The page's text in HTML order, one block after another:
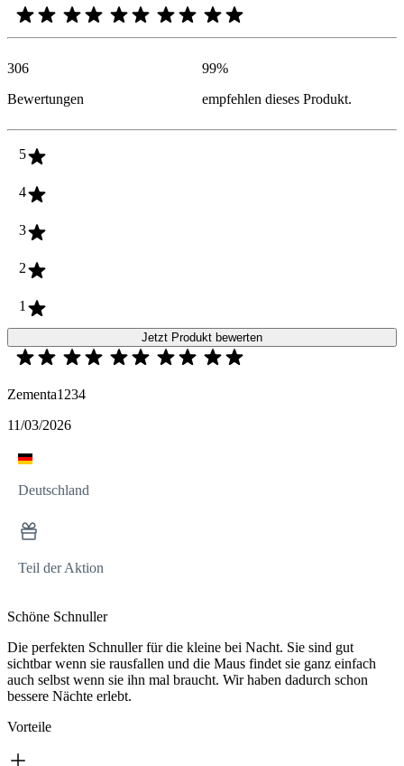
306
Bewertungen
99%
empfehlen dieses Produkt.
5
4
3
2
1
Jetzt Produkt bewerten
Zementa1234
11/03/2026
Deutschland
Teil der Aktion
Schöne Schnuller
Die perfekten Schnuller für die kleine bei Nacht. Sie sind gut
sichtbar wenn sie rausfallen und die Maus findet sie ganz einfach
auch selbst wenn sie ihn mal braucht. Wir haben dadurch schon
bessere Nächte erlebt.
Vorteile